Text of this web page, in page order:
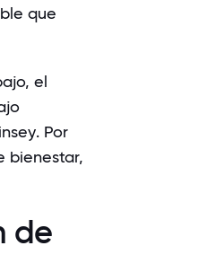
que
el
. Por
bienestar,
de